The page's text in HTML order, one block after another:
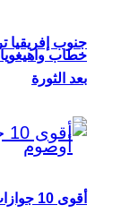
خطاب واهيغويا
جنوب إفريقيا
بعد الثورة
أقوى 10 جوازات سفر في إفريقيا لعام 2026